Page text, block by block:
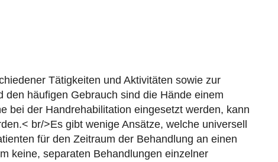
Tätigkeiten und Aktivitäten sowie zur
häufigen Gebrauch sind die Hände einem
bei der Handrehabilitation eingesetzt werden, kann
br/>Es gibt wenige Ansätze, welche universell
für den Zeitraum der Behandlung an einen
keine, separaten Behandlungen einzelner